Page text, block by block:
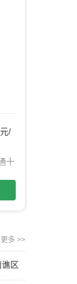
多 >>
谯区